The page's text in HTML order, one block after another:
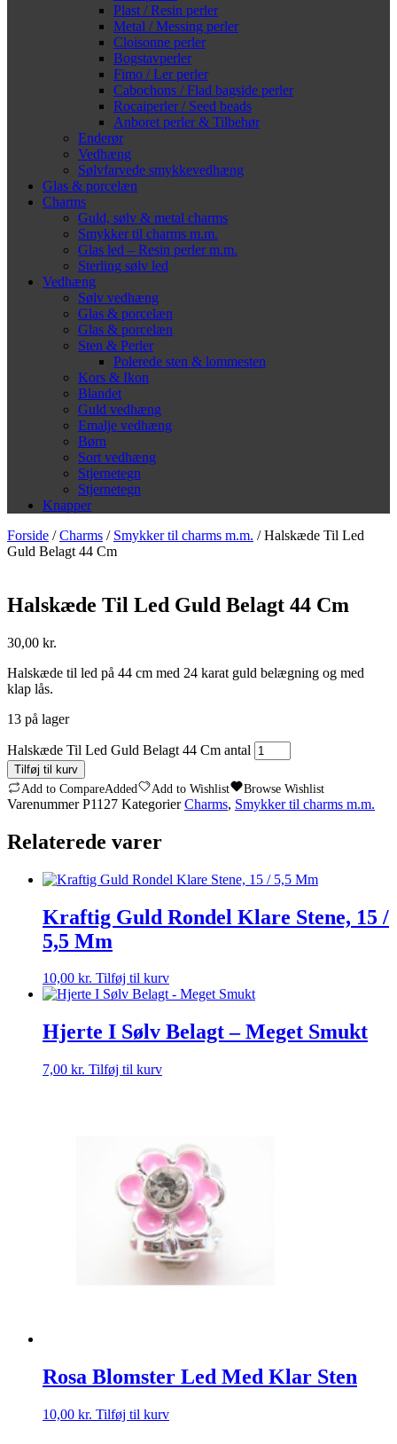
Plast / Resin perler
Metal / Messing perler
Cloisonne perler
Bogstavperler
Fimo / Ler perler
Cabochons / Flad bagside perler
Rocaiperler / Seed beads
Anboret perler & Tilbehør
Enderør
Vedhæng
Sølvfarvede smykkevedhæng
Glas & porcelæn
Charms
Guld, sølv & metal charms
Smykker til charms m.m.
Glas led – Resin perler m.m.
Sterling sølv led
Vedhæng
Sølv vedhæng
Glas & porcelæn
Glas & porcelæn
Sten & Perler
Polerede sten & lommesten
Kors & Ikon
Blandet
Guld vedhæng
Emalje vedhæng
Børn
Sort vedhæng
Stjernetegn
Stjernetegn
Knapper
Forside /Charms / Smykker til charms m.m. / Halskæde Til Led
Guld Belagt 44 Cm
Halskæde Til Led Guld Belagt 44 Cm
30,00 kr.
Halskæde til led på 44 cm med 24 karat guld belægning og med
klap lås.
13 på lager
Halskæde Til Led Guld Belagt 44 Cm antal
Tilføj til kurv
Add to CompareAdded Add to Wishlist Browse Wishlist
VarenummerP1127 Kategorier Charms, Smykker til charms m.m.
Relaterede varer
Kraftig Guld Rondel Klare Stene, 15 /
5,5 Mm
10,00 kr. Tilføj til kurv
Hjerte I Sølv Belagt – Meget Smukt
7,00 kr. Tilføj til kurv
Rosa Blomster Led Med Klar Sten
10,00 kr. Tilføj til kurv